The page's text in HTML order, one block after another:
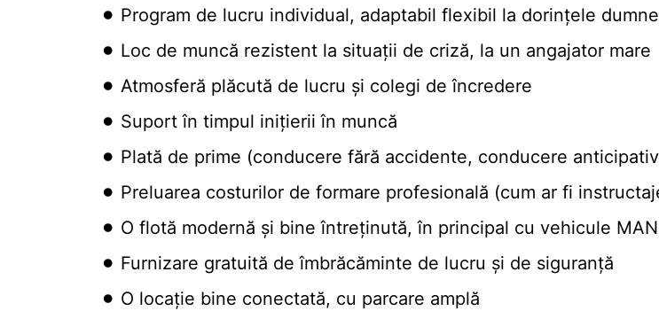
Program de lucru individual, adaptabil flexibil la dorințele
Loc de muncă rezistent la situații de criză, la un angajator mare
Atmosferă plăcută de lucru și colegi de încredere
Suport în timpul inițierii în muncă
Plată de prime (conducere fără accidente, conducere
Preluarea costurilor de formare profesională (cum ar fi
O flotă modernă și bine întreținută, în principal cu vehicule
Furnizare gratuită de îmbrăcăminte de lucru și de siguranță
O locație bine conectată, cu parcare amplă